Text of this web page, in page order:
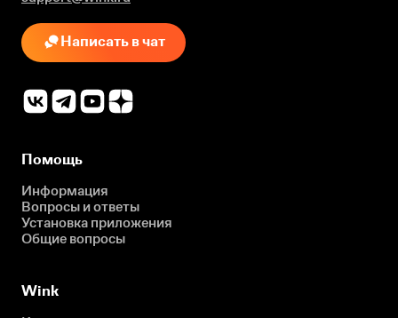
Написать в чат
Помощь
Информация
Вопросы и ответы
Установка приложения
Общие вопросы
Wink